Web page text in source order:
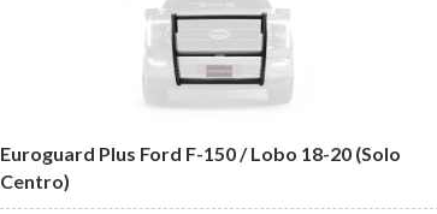
Euroguard Plus Ford F-150 / Lobo 18-20 (Solo
Centro)